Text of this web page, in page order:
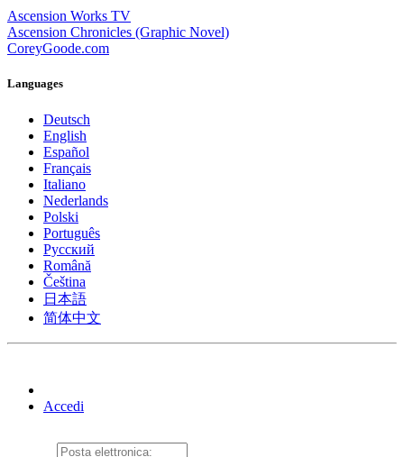
Ascension Works TV
Ascension Chronicles (Graphic Novel)
CoreyGoode.com
Languages
Deutsch
English
Español
Français
Italiano
Nederlands
Polski
Português
Pусский
Română
Čeština
日本語
简体中文
Accedi